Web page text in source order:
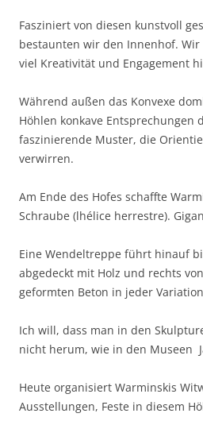
Fasziniert von diesen kunstvoll
bestaunten wir den Innenhof.
viel Kreativität und Engagement
Während außen das Konvexe
Höhlen konkave Entsprechungen
faszinierende Muster, die
verwirren.
Am Ende des Hofes schaffte
Schraube (lhélice herrestre).
Eine Wendeltreppe führt hinauf
abgedeckt mit Holz und rechts
geformten Beton in jeder
Ich will, dass man in den
nicht herum, wie in den Museen 
Heute organisiert Warminskis
Ausstellungen, Feste in diesem